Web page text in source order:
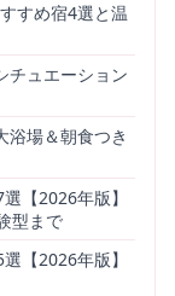
すめ宿4選と温
チュエーション
浴場＆朝食つき
【2026年版】
型まで
【2026年版】